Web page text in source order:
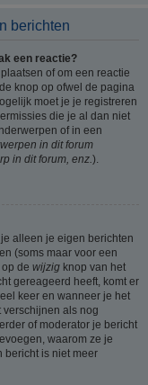
berichten
een reactie?
of om een reactie
knop op ofwel de pagina
moet je je registreren
die je al dan niet
of in een
in dit forum
in dit forum, enz. ).
alleen je eigen berichten
(soms maar voor een
de wijzig knop van het
gereageerd heeft, komt er
keer en wanneer je het
verschijnen als nog
of moderator je bericht
waarom ze je
bericht is niet meer